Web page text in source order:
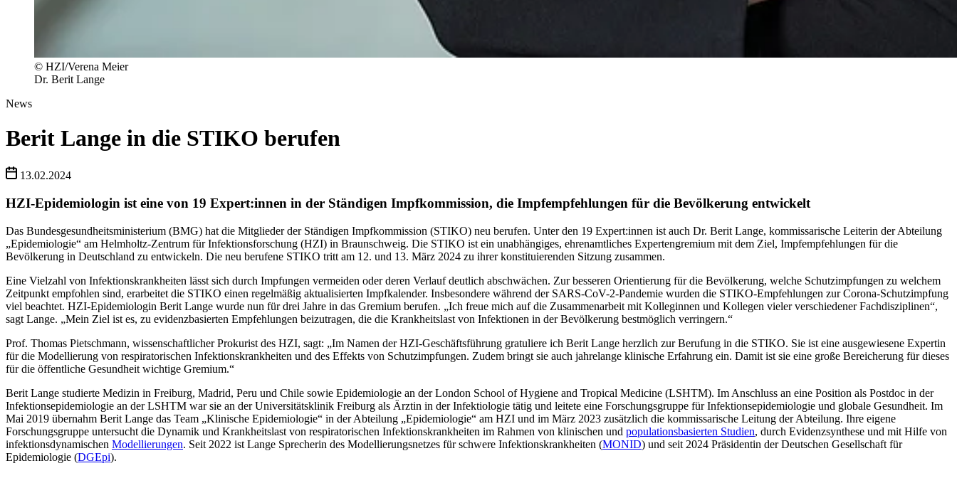
© HZI/Verena Meier
Dr. Berit Lange
News
Berit Lange in die STIKO berufen
13.02.2024
HZI-Epidemiologin ist eine von 19 Expert:innen in der Ständigen Impfkommission, die Impfempfehlungen für die Bevölkerung entwickelt
Das Bundesgesundheitsministerium (BMG) hat die Mitglieder der Ständigen Impfkommission (STIKO) neu berufen. Unter den 19 Expert:innen ist auch Dr. Berit Lange, kommissarische Leiterin der Abteilung
„Epidemiologie“ am Helmholtz-Zentrum für Infektionsforschung (HZI) in Braunschweig. Die STIKO ist ein unabhängiges, ehrenamtliches Expertengremium mit dem Ziel, Impfempfehlungen für die
Bevölkerung in Deutschland zu entwickeln. Die neu berufene STIKO tritt am 12. und 13. März 2024 zu ihrer konstituierenden Sitzung zusammen.
Eine Vielzahl von Infektionskrankheiten lässt sich durch Impfungen vermeiden oder deren Verlauf deutlich abschwächen. Zur besseren Orientierung für die Bevölkerung, welche Schutzimpfungen zu welchem
Zeitpunkt empfohlen sind, erarbeitet die STIKO einen regelmäßig aktualisierten Impfkalender. Insbesondere während der SARS-CoV-2-Pandemie wurden die STIKO-Empfehlungen zur Corona-Schutzimpfung
viel beachtet. HZI-Epidemiologin Berit Lange wurde nun für drei Jahre in das Gremium berufen. „Ich freue mich auf die Zusammenarbeit mit Kolleginnen und Kollegen vieler verschiedener Fachdisziplinen“,
sagt Lange. „Mein Ziel ist es, zu evidenzbasierten Empfehlungen beizutragen, die die Krankheitslast von Infektionen in der Bevölkerung bestmöglich verringern.“
Prof. Thomas Pietschmann, wissenschaftlicher Prokurist des HZI, sagt: „Im Namen der HZI-Geschäftsführung gratuliere ich Berit Lange herzlich zur Berufung in die STIKO. Sie ist eine ausgewiesene Expertin
für die Modellierung von respiratorischen Infektionskrankheiten und des Effekts von Schutzimpfungen. Zudem bringt sie auch jahrelange klinische Erfahrung ein. Damit ist sie eine große Bereicherung für dieses
für die öffentliche Gesundheit wichtige Gremium.“
Berit Lange studierte Medizin in Freiburg, Madrid, Peru und Chile sowie Epidemiologie an der London School of Hygiene and Tropical Medicine (LSHTM). Im Anschluss an eine Position als Postdoc in der
Infektionsepidemiologie an der LSHTM war sie an der Universitätsklinik Freiburg als Ärztin in der Infektiologie tätig und leitete eine Forschungsgruppe für Infektionsepidemiologie und globale Gesundheit. Im
Mai 2019 übernahm Berit Lange das Team „Klinische Epidemiologie“ in der Abteilung „Epidemiologie“ am HZI und im März 2023 zusätzlich die kommissarische Leitung der Abteilung. Ihre eigene
Forschungsgruppe untersucht die Dynamik und Krankheitslast von respiratorischen Infektionskrankheiten im Rahmen von klinischen und populationsbasierten Studien, durch Evidenzsynthese und mit Hilfe von
infektionsdynamischen Modellierungen. Seit 2022 ist Lange Sprecherin des Modellierungsnetzes für schwere Infektionskrankheiten (MONID) und seit 2024 Präsidentin der Deutschen Gesellschaft für
Epidemiologie (DGEpi).